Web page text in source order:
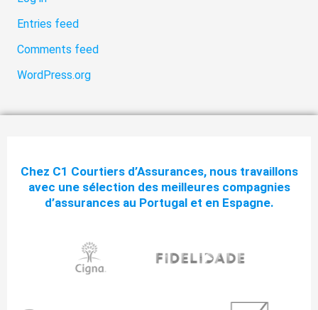
Entries feed
Comments feed
WordPress.org
Chez C1 Courtiers d’Assurances, nous travaillons
avec une sélection des meilleures compagnies
d’assurances au Portugal et en Espagne.